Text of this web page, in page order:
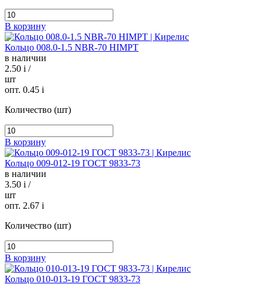
В корзину
Кольцо 008.0-1.5 NBR-70 HIMPT
в наличии
2.50 i /
шт
опт. 0.45 i
Количество (шт)
В корзину
Кольцо 009-012-19 ГОСТ 9833-73
в наличии
3.50 i /
шт
опт. 2.67 i
Количество (шт)
В корзину
Кольцо 010-013-19 ГОСТ 9833-73